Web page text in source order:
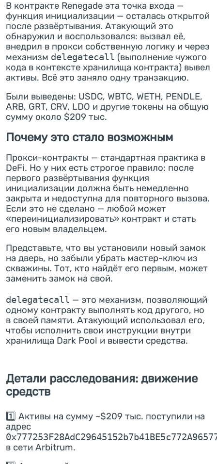
В контракте Renegade эта точка входа —
функция инициализации — осталась открытой
после развёртывания. Атакующий это
обнаружил и воспользовался: вызвал её,
внедрил в прокси собственную логику и через
механизм delegatecall (выполнение чужого
кода в контексте хранилища контракта) вывел
активы. Всё это заняло одну транзакцию.
Были выведены: USDC, WBTC, WETH, PENDLE,
ARB, GRT, CRV, LDO и другие токены на общую
сумму около $209 тыс.
Почему это стало возможным
Прокси-контракты — стандартная практика в
DeFi. Но у них есть строгое правило: после
первого развёртывания функция
инициализации должна быть немедленно
закрыта и недоступна для повторного вызова.
Если это не сделано — любой может
«переинициализировать» контракт и стать
его новым владельцем.
Представьте, что вы установили новый замок
на дверь, но забыли убрать мастер-ключ из
скважины. Тот, кто найдёт его первым, может
заменить замок на свой.
delegatecall — это механизм, позволяющий
одному контракту выполнять код другого, но
в своей памяти. Атакующий использовал его,
чтобы исполнить свои инструкции внутри
хранилища Dark Pool и вывести средства.
Детали расследования: движение
средств
1️⃣ Активы на сумму ~$209 тыс. поступили на
адрес
в сети Arbitrum.